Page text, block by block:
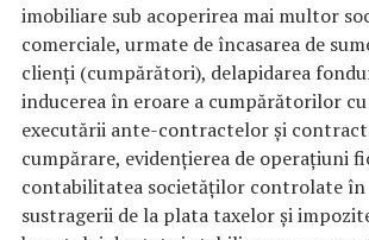
imobiliare sub acoperirea mai multor
comerciale, urmate de încasarea de
clienți (cumpărători), delapidarea
inducerea în eroare a cumpărătorilor cu
executării ante-contractelor și
cumpărare, evidențierea de operațiuni
contabilitatea societăților controlate în
sustragerii de la plata taxelor și